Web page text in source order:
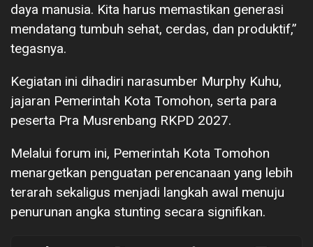
daya manusia. Kita harus memastikan generasi
mendatang tumbuh sehat, cerdas, dan produktif,”
tegasnya.
Kegiatan ini dihadiri narasumber Murphy Kuhu,
jajaran Pemerintah Kota Tomohon, serta para
peserta Pra Musrenbang RKPD 2027.
Melalui forum ini, Pemerintah Kota Tomohon
menargetkan penguatan perencanaan yang lebih
terarah sekaligus menjadi langkah awal menuju
penurunan angka stunting secara signifikan.